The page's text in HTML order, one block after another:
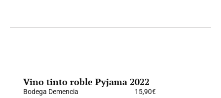
Vino tinto roble Pyjama 2022
Bodega Demencia 15,90€